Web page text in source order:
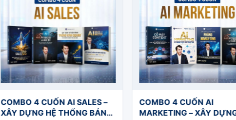
COMBO 4 CUỐN AI SALES –
XÂY DỰNG HỆ THỐNG BÁN
COMBO 4 CUỐN AI
MARKETING – XÂY